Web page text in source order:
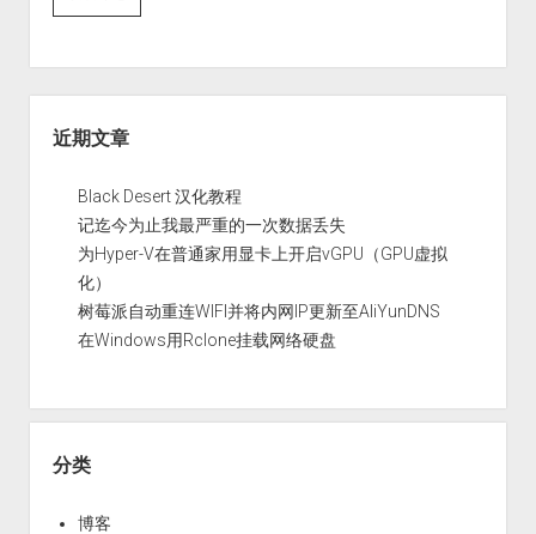
近期文章
Black Desert 汉化教程
记迄今为止我最严重的一次数据丢失
为Hyper-V在普通家用显卡上开启vGPU（GPU虚拟
化）
树莓派自动重连WIFI并将内网IP更新至AliYunDNS
在Windows用Rclone挂载网络硬盘
分类
博客